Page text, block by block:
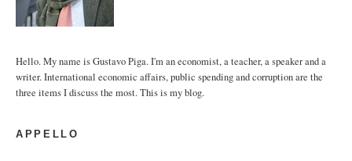
Hello. My name is Gustavo Piga. I'm an economist, a teacher, a speaker and a
writer. International economic affairs, public spending and corruption are the
three items I discuss the most. This is my blog.
APPELLO